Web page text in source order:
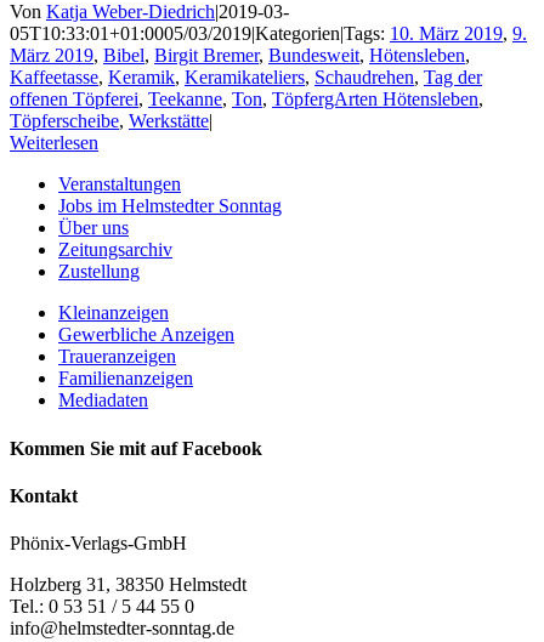
Von Katja Weber-Diedrich|2019-03-
05T10:33:01+01:0005/03/2019|Kategorien|Tags: 10. März 2019, 9.
März 2019, Bibel, Birgit Bremer, Bundesweit, Hötensleben,
Kaffeetasse, Keramik, Keramikateliers, Schaudrehen, Tag der
offenen Töpferei, Teekanne, Ton, TöpfergArten Hötensleben,
Töpferscheibe, Werkstätte|
Weiterlesen
Veranstaltungen
Jobs im Helmstedter Sonntag
Über uns
Zeitungsarchiv
Zustellung
Kleinanzeigen
Gewerbliche Anzeigen
Traueranzeigen
Familienanzeigen
Mediadaten
Kommen Sie mit auf Facebook
Kontakt
Phönix-Verlags-GmbH
Holzberg 31, 38350 Helmstedt
Tel.: 0 53 51 / 5 44 55 0
info@helmstedter-sonntag.de